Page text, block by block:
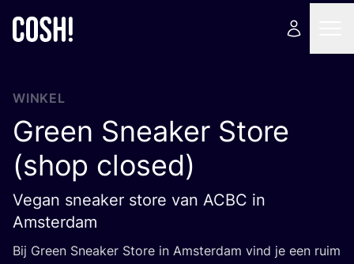
WINKEL
Green Sneaker Store
(shop closed)
Vegan sneaker store van ACBC in
Amsterdam
Bij Green Snea­ker Sto­re in Amster­dam vind je een ruim